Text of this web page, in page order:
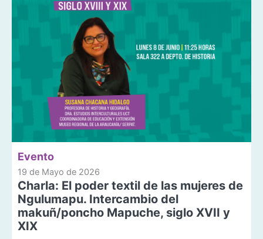
Evento
19 de Mayo de 2026
Charla: El poder textil de las mujeres de
Ngulumapu. Intercambio del
makuñ/poncho Mapuche, siglo XVII y
XIX